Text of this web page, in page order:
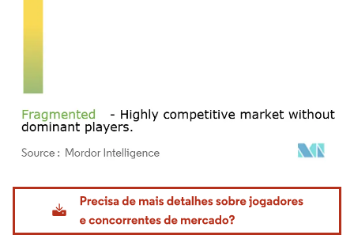
Imagem © Mordor Intelligence. O reuso requer atribuição conforme CC BY 4.0.